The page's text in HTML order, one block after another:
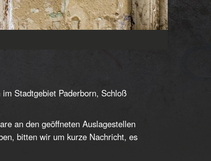
Stadtgebiet Paderborn, Schloß
an den geöffneten Auslagestellen
bitten wir um kurze Nachricht, es